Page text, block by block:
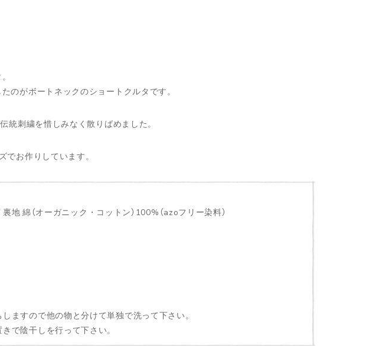
のがボートネックのショートクルタです。
統刺繍を惜しみなく散りばめました。
お作りしています。
地 綿（オーガニック・コットン）100%（azoフリー染料）
ますので他の物と分けて単独で洗って下さい。
で陰干しを行って下さい。